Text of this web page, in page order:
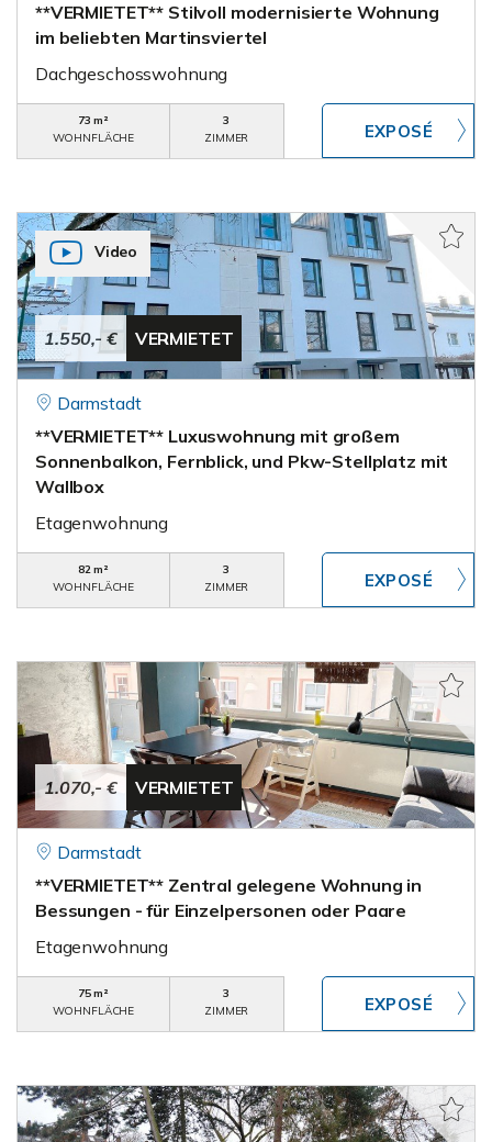
**VERMIETET** Stilvoll modernisierte Wohnung
im beliebten Martinsviertel
Dachgeschosswohnung
73 m²
WOHNFLÄCHE
3
ZIMMER
1.550,- € VERMIETET
Video
Darmstadt
**VERMIETET** Luxuswohnung mit großem
Sonnenbalkon, Fernblick, und Pkw-Stellplatz mit
Wallbox
Etagenwohnung
82 m²
WOHNFLÄCHE
3
ZIMMER
1.070,- € VERMIETET
Darmstadt
**VERMIETET** Zentral gelegene Wohnung in
Bessungen - für Einzelpersonen oder Paare
Etagenwohnung
75 m²
WOHNFLÄCHE
3
ZIMMER